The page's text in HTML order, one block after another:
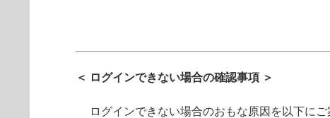
＜ ログインできない場合の確認事項 ＞
ログインできない場合のおもな原因を以下にご